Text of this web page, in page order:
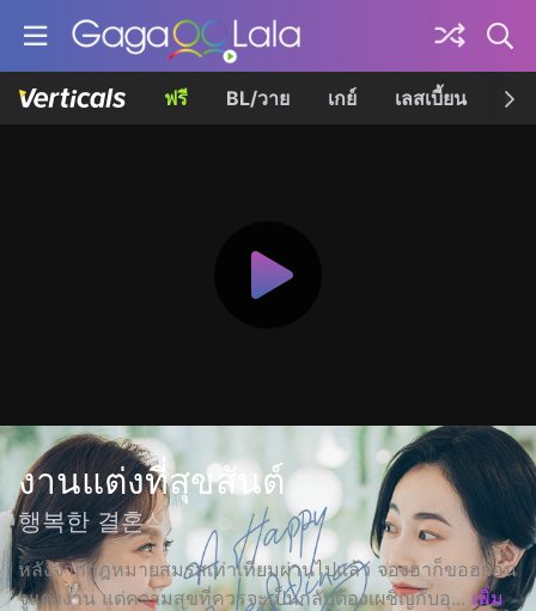
ฟรี BL/วาย เกย์ เลสเบี้ยน เค
งานแต่งที่สุขสันต์
행복한 결혼식
หลังจากกฎหมายสมรสเท่าเทียมผ่านไปแล้ว จองฮาก็ขอฮยอน
จูแต่งงาน แต่ความสุขที่ควรจะเป็นกลับต้องเผชิญกับอุ... เพิ่ม